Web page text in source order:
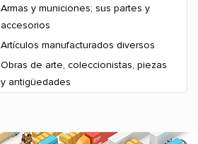
Armas y municiones; sus partes y
accesorios
Artículos manufacturados diversos
Obras de arte, coleccionistas, piezas
y antigüedades